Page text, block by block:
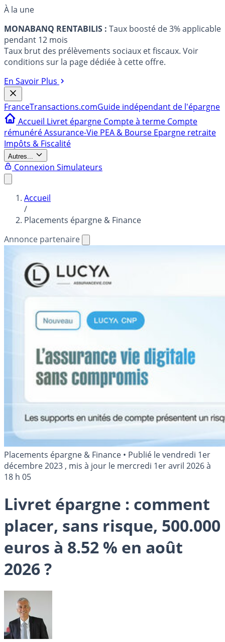
À la une
MONABANQ RENTABILIS : Taux boosté de 3% applicable
pendant 12 mois
Taux brut des prélèvements sociaux et fiscaux. Voir
conditions sur la page dédiée à cette offre.
En Savoir Plus
FranceTransactions.comGuide indépendant de l'épargne
Accueil Livret épargne Compte à terme Compte
rémunéréAssurance-Vie PEA & Bourse Epargne retraite
Impôts & Fiscalité
Autres...
Connexion Simulateurs
Accueil
/
Placements épargne & Finance
Annonce partenaire
Placements épargne & Finance • Publié levendredi 1er
décembre 2023 , mis à jour le mercredi 1er avril 2026 à
18 h 05
Livret épargne : comment
placer, sans risque, 500.000
euros à 8.52 % en août
2026 ?